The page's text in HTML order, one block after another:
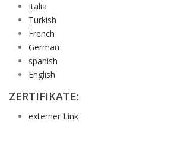
Italia
Turkish
French
German
spanish
English
ZERTIFIKATE:
externer Link